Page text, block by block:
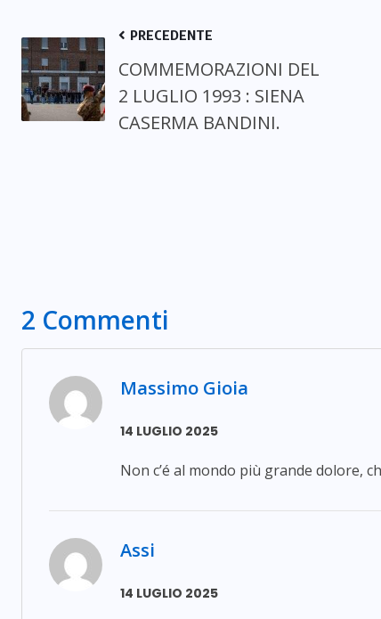
PRECEDENTE
COMMEMORAZIONI DEL
2 LUGLIO 1993 : SIENA
CASERMA BANDINI.
2 Commenti
Massimo Gioia
14 LUGLIO 2025
Non c’é al mondo più grande dolore,
Assi
14 LUGLIO 2025